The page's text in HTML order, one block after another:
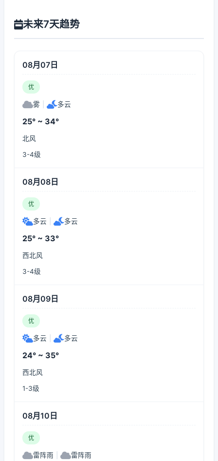
未来7天趋势
08月07日
优
雾 多云
25° ~ 34°
北风
3-4级
08月08日
优
多云 多云
25° ~ 33°
西北风
3-4级
08月09日
优
多云 多云
24° ~ 35°
西北风
1-3级
08月10日
优
雷阵雨 雷阵雨